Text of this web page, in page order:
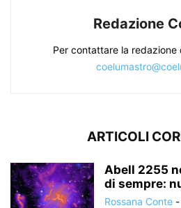
Redazione
Per contattare la redazione
ARTICOLI
Abell 2255
di sempre:
Rossana Conte -